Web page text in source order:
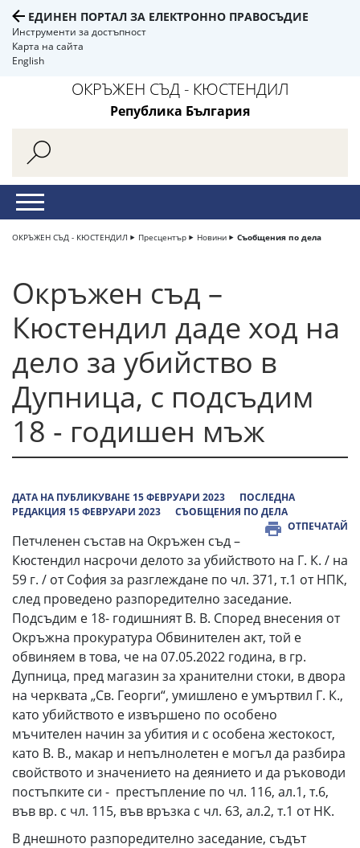
ЕДИНЕН ПОРТАЛ ЗА ЕЛЕКТРОННО ПРАВОСЪДИЕ
Инструменти за достъпност
Карта на сайта
English
ОКРЪЖЕН СЪД - КЮСТЕНДИЛ
Република България
ОКРЪЖЕН СЪД - КЮСТЕНДИЛ Пресцентър Новини Съобщения по дела
Окръжен съд –
Кюстендил даде ход на
дело за убийство в
Дупница, с подсъдим
18 - годишен мъж
ДАТА НА ПУБЛИКУВАНЕ 15 ФЕВРУАРИ 2023
ПОСЛЕДНА
РЕДАКЦИЯ 15 ФЕВРУАРИ 2023
СЪОБЩЕНИЯ ПО ДЕЛА
ОТПЕЧАТАЙ
Петчленен състав на Окръжен съд –
Кюстендил насрочи делото за убийството на Г. К. / на
59 г. / от София за разглеждане по чл. 371, т.1 от НПК,
след проведено разпоредително заседание.
Подсъдим е 18- годишният В. В. Според внесения от
Окръжна прокуратура Обвинителен акт, той е
обвиняем в това, че на 07.05.2022 година, в гр.
Дупница, пред магазин за хранителни стоки, в двора
на черквата „Св. Георги“, умишлено е умъртвил Г. К.,
като убийството е извършено по особено
мъчителен начин за убития и с особена жестокост,
като В. В., макар и непълнолетен е могъл да разбира
свойството и значението на деянието и да ръководи
постъпките си - престъпление по чл. 116, ал.1, т.6,
във вр. с чл. 115, във връзка с чл. 63, ал.2, т.1 от НК.
В днешното разпоредително заседание, съдът